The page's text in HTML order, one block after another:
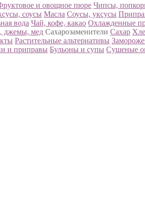
и овощное пюре Чипсы,
соусы Масла Соусы, уксусы
вода Чай, кофе, какао Охлажденные
джемы, мед Сахарозаменители Сахар
Растительные альтернативы
и приправы Бульоны и супы Сушеные